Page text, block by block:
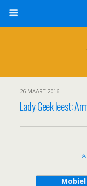
26 MAART 2016
Lady Geek leest:
Mobiel